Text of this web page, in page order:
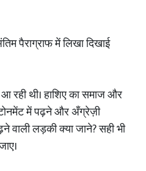
पैराग्राफ में लिखा दिखाई
रही थी। हाशिए का समाज और
में पढ़ने और अँग्रेज़ी
वाली लड़की क्या जाने? सही भी